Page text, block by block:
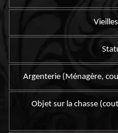
Argenterie (Ménagère,
Objet sur la chasse